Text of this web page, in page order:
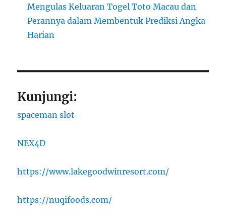
Mengulas Keluaran Togel Toto Macau dan
Perannya dalam Membentuk Prediksi Angka
Harian
Kunjungi:
spaceman slot
NEX4D
https://www.lakegoodwinresort.com/
https://nuqifoods.com/